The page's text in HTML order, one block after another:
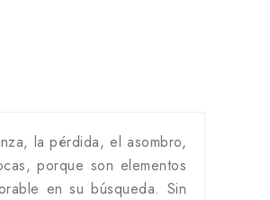
la pérdida, el asombro,
porque son elementos
en su búsqueda. Sin